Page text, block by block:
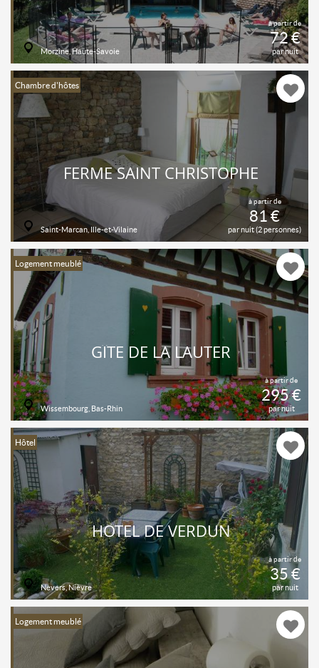
à partir de
72 €
par nuit
Morzine, Haute-Savoie
Chambre d'hôtes
à partir de
81 €
par nuit (2 personnes)
FERME SAINT CHRISTOPHE
Saint-Marcan, Ille-et-Vilaine
Logement meublé
à partir de
295 €
par nuit
GÎTE DE LA LAUTER
Wissembourg, Bas-Rhin
Hôtel
à partir de
35 €
par nuit
HÔTEL DE VERDUN
Nevers, Nièvre
Logement meublé